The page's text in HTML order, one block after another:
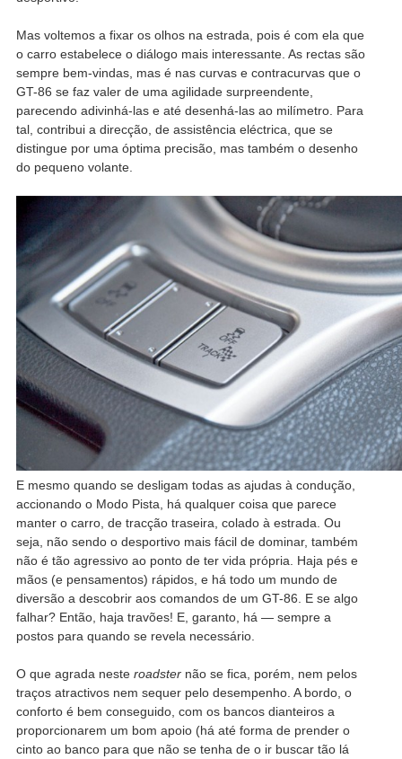
Mas voltemos a fixar os olhos na estrada, pois é com ela que
o carro estabelece o diálogo mais interessante. As rectas são
sempre bem-vindas, mas é nas curvas e contracurvas que o
GT-86 se faz valer de uma agilidade surpreendente,
parecendo adivinhá-las e até desenhá-las ao milímetro. Para
tal, contribui a direcção, de assistência eléctrica, que se
distingue por uma óptima precisão, mas também o desenho
do pequeno volante.
E mesmo quando se desligam todas as ajudas à condução,
accionando o Modo Pista, há qualquer coisa que parece
manter o carro, de tracção traseira, colado à estrada. Ou
seja, não sendo o desportivo mais fácil de dominar, também
não é tão agressivo ao ponto de ter vida própria. Haja pés e
mãos (e pensamentos) rápidos, e há todo um mundo de
diversão a descobrir aos comandos de um GT-86. E se algo
falhar? Então, haja travões! E, garanto, há — sempre a
postos para quando se revela necessário.
O que agrada neste roadster não se fica, porém, nem pelos
traços atractivos nem sequer pelo desempenho. A bordo, o
conforto é bem conseguido, com os bancos dianteiros a
proporcionarem um bom apoio (há até forma de prender o
cinto ao banco para que não se tenha de o ir buscar tão lá